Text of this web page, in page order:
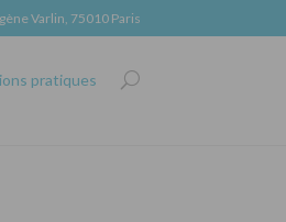
Varlin, 75010 Paris
pratiques